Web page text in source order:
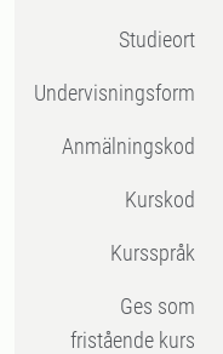
Studieort
Undervisningsform
Anmälningskod
Kurskod
Kursspråk
Ges som
fristående kurs